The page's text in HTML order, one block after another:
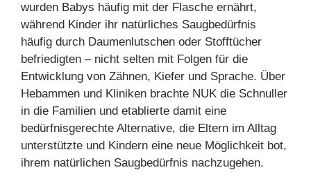
wurden Babys häufig mit der Flasche ernährt,
während Kinder ihr natürliches Saugbedürfnis
häufig durch Daumenlutschen oder Stofftücher
befriedigten – nicht selten mit Folgen für die
Entwicklung von Zähnen, Kiefer und Sprache. Über
Hebammen und Kliniken brachte NUK die Schnuller
in die Familien und etablierte damit eine
bedürfnisgerechte Alternative, die Eltern im Alltag
unterstützte und Kindern eine neue Möglichkeit bot,
ihrem natürlichen Saugbedürfnis nachzugehen.